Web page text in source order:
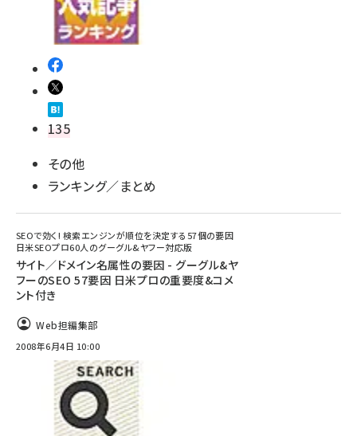
135
その他
ランキング／まとめ
SEOで効く! 検索エンジンが順位を決定する57個の要因
日米SEOプロ60人のグーグル&ヤフー対応版
サイト／ドメイン名属性の要因 - グーグル&ヤ
フーのSEO 57要因 日米プロの重要度&コメ
ント付き
Web担編集部
2008年6月4日 10:00